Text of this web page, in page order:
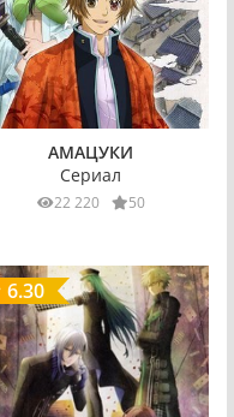
АМАЦУКИ
Сериал
22 220 50
6.30